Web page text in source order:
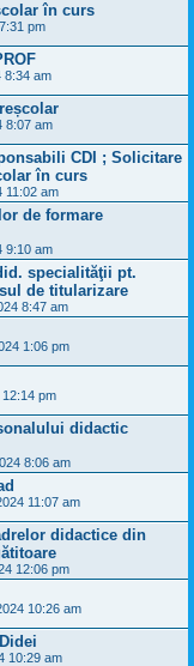
în curs
pm
8:34 am
8:07 am
CDI ; Solicitare
în curs
11:02 am
de formare
9:10 am
specialităţii pt.
de titularizare
8:47 am
1:06 pm
pm
didactic
8:06 am
11:07 am
didactice din
12:06 pm
10:26 am
10:29 am